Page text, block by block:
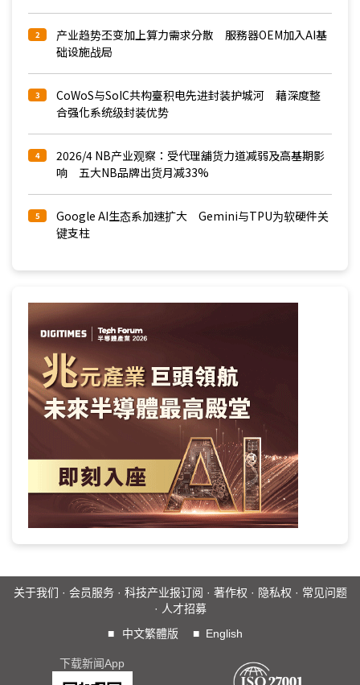
2
产业趋势丕变加上算力需求分散 服務器OEM加入AI基
础设施战局
3
CoWoS与SoIC共构臺积电先进封装护城河 藉深度整
合强化系统级封装优势
4
2026/4 NB产业观察：受代理舖货力道减弱及高基期影
响 五大NB品牌出货月减33%
5
Google AI生态系加速扩大 Gemini与TPU为软硬件关
键支柱
关于我们 · 会员服务· 科技产业报订阅 · 著作权 · 隐私权 · 常见问题
· 人才招募
■
中文繁體版 ■ English
下载新闻App